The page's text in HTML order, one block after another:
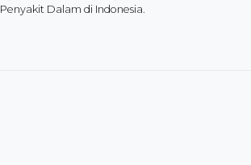
Penyakit Dalam di Indonesia.